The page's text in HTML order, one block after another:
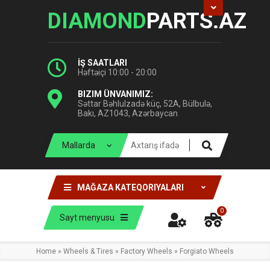
DIAMONDPARTS.AZ
İŞ SAATLARI
Həftəiçi 10:00 - 20:00
BIZIM ÜNVANIMIZ:
Səttar Bəhlulzadə küç, 52A, Bülbulə,
Bakı, AZ1043, Azərbaycan
MAĞAZA KATEQORIYALARI
Sayt menyusu
0
Home » Wheels & Tires » Factory Wheels » Forgiato Wheels